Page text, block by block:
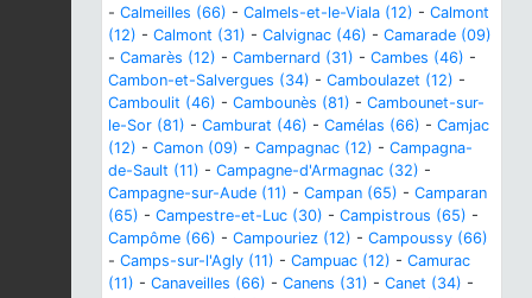
- Calmeilles (66) - Calmels-et-le-Viala (12) - Calmont
(12) - Calmont (31) - Calvignac (46) - Camarade (09)
- Camarès (12) - Cambernard (31) - Cambes (46) -
Cambon-et-Salvergues (34) - Camboulazet (12) -
Camboulit (46) - Cambounès (81) - Cambounet-sur-
le-Sor (81) - Camburat (46) - Camélas (66) - Camjac
(12) - Camon (09) - Campagnac (12) - Campagna-
de-Sault (11) - Campagne-d'Armagnac (32) -
Campagne-sur-Aude (11) - Campan (65) - Camparan
(65) - Campestre-et-Luc (30) - Campistrous (65) -
Campôme (66) - Campouriez (12) - Campoussy (66)
- Camps-sur-l'Agly (11) - Campuac (12) - Camurac
(11) - Canaveilles (66) - Canens (31) - Canet (34) -